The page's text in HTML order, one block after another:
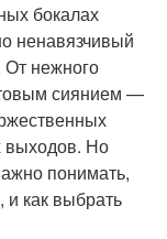
черного френча
к маникюру
бокалах
ненавязчивый
От нежного
сиянием —
выходов. Но
понимать,
и как выбрать